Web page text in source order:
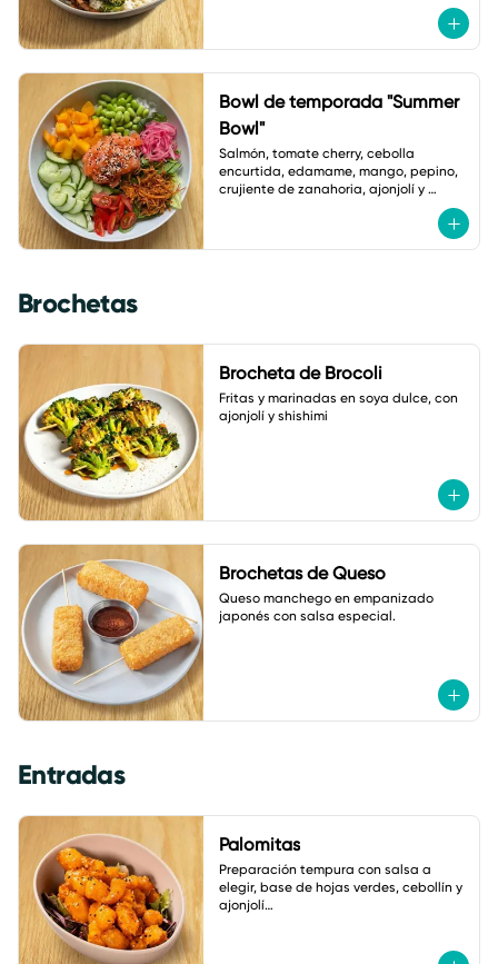
Bowl de temporada "Summer
Bowl"
Salmón, tomate cherry, cebolla
encurtida, edamame, mango, pepino,
crujiente de zanahoria, ajonjolí y
vinagreta de zanahoria con jengibre.
Brochetas
Brocheta de Brocoli
Fritas y marinadas en soya dulce, con
ajonjolí y shishimi
Brochetas de Queso
Queso manchego en empanizado
japonés con salsa especial.
Entradas
Palomitas
Preparación tempura con salsa a
elegir, base de hojas verdes, cebollín y
ajonjolí